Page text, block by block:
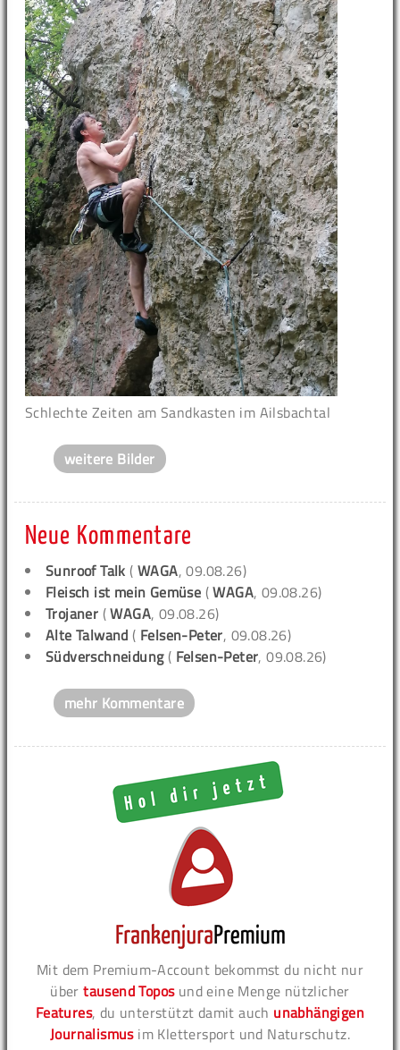
Schlechte Zeiten am Sandkasten im Ailsbachtal
weitere Bilder
Neue Kommentare
Sunroof Talk (WAGA, 09.08.26)
Fleisch ist mein Gemüse (WAGA, 09.08.26)
Trojaner (WAGA, 09.08.26)
Alte Talwand ( Felsen-Peter, 09.08.26)
Südverschneidung( Felsen-Peter, 09.08.26)
mehr Kommentare
Mit dem Premium-Account bekommst du nicht nur
übertausend Toposund eine Menge nützlicher
Features, du unterstützt damit auch unabhängigen
Journalismusim Klettersport und Naturschutz.